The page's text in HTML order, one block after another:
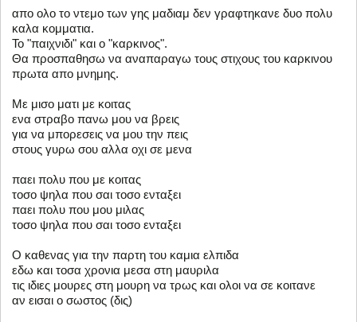
απο ολο το ντεμο των γης μαδιαμ δεν γραφτηκανε δυο πολυ
καλα κομματια.
Το "παιχνιδι" και ο "καρκινος".
Θα προσπαθησω να αναπαραγω τους στιχους του καρκινου
πρωτα απο μνημης.
Με μισο ματι με κοιτας
ενα στραβο πανω μου να βρεις
για να μπορεσεις να μου την πεις
στους γυρω σου αλλα οχι σε μενα
παει πολυ που με κοιτας
τοσο ψηλα που σαι τοσο ενταξει
παει πολυ που μου μιλας
τοσο ψηλα που σαι τοσο ενταξει
Ο καθενας για την παρτη του καμια ελπιδα
εδω και τοσα χρονια μεσα στη μαυριλα
τις ιδιες μουρες στη μουρη να τρως και ολοι να σε κοιτανε
αν εισαι ο σωστος (δις)